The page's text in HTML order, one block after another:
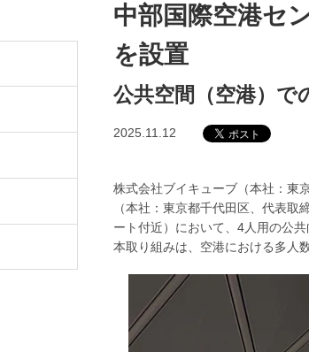
中部国際空港セ
を設置
公共空間（空港）で
2025.11.12
株式会社ブイキューブ（本社：東
（本社：東京都千代田区、代表
ート付近）において、4人用の公
本取り組みは、空港における多人